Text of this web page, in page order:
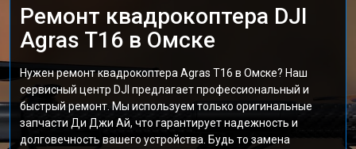
Ремонт квадрокоптера DJI
Agras T16 в Омске
Нужен ремонт квадрокоптера Agras T16 в Омске? Наш
сервисный центр DJI предлагает профессиональный и
быстрый ремонт. Мы используем только оригинальные
запчасти Ди Джи Ай, что гарантирует надежность и
долговечность вашего устройства. Будь то замена